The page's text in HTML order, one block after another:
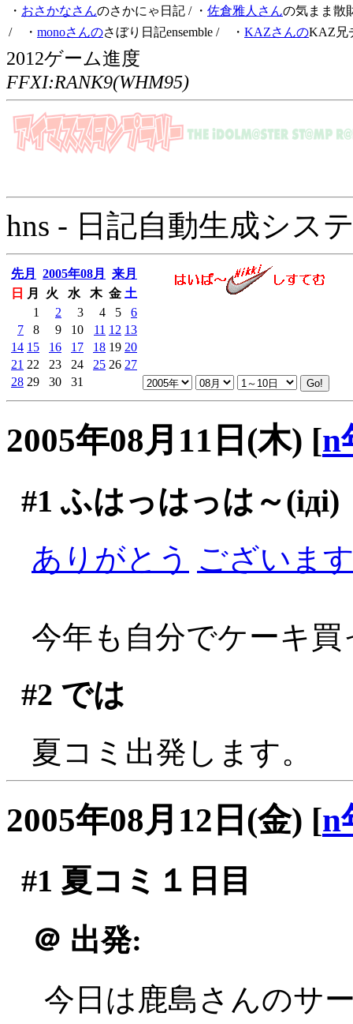
・ おさかなさんのさかにゃ日記 / ・ 佐倉雅人さんの気まま散
/ ・ monoさんのさぼり日記ensemble / ・ KAZさんのKAZ兄
2012ゲーム進度
FFXI:RANK9(WHM95)
hns - 日記自動生成シス
先月 2005年08月
来月
日
月 火 水 木 金 土
1
2 3 4 5
6
7
8 9 10 11 12 13
14 15 16 17 18 19 20
21 22 23 24 25 26 27
28 29 30 31
2005年08月11日(木) [n
#1 ふはっはっは～(iдi)
ありがとう ございま
今年も自分でケーキ買
#2 では
夏コミ出発します。
2005年08月12日(金) [n
#1 夏コミ１日目
＠ 出発:
今日は鹿島さんのサ